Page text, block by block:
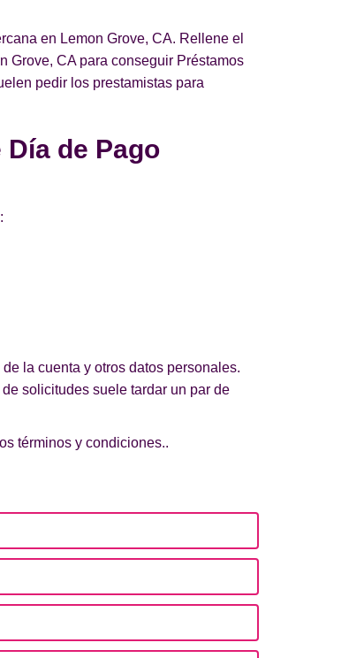
en Lemon Grove, CA. Rellene el
Grove, CA para conseguir Préstamos
pedir los prestamistas para
de Pago
la cuenta y otros datos personales.
solicitudes suele tardar un par de
términos y condiciones..